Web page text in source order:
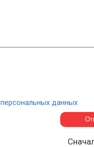
персональных данных